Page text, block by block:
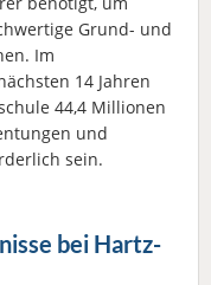
Grund- und
Im
14 Jahren
44,4 Millionen
und
sein.
bei Hartz-